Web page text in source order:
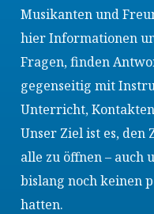
Musikanten und
hier Informationen
Fragen, finden
gegenseitig mit
Unterricht,
Unser Ziel ist es,
alle zu öffnen – auch
bislang noch keinen
hatten.